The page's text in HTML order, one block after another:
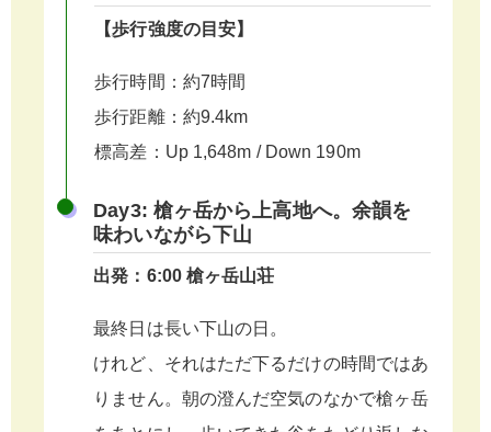
【歩行強度の目安】
歩行時間：約7時間
歩行距離：約9.4km
標高差：Up 1,648m / Down 190m
Day3: 槍ヶ岳から上高地へ。余韻を
味わいながら下山
出発：6:00 槍ヶ岳山荘
最終日は長い下山の日。
けれど、それはただ下るだけの時間ではあ
りません。朝の澄んだ空気のなかで槍ヶ岳